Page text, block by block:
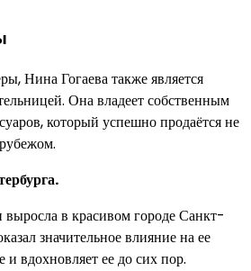
Нина Гогаева также является
Она владеет собственным
который успешно продаётся не
выросла в красивом городе Санкт-
значительное влияние на ее
и вдохновляет ее до сих пор.